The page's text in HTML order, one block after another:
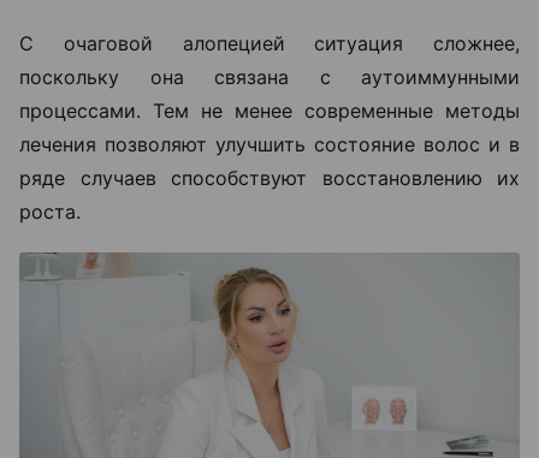
С очаговой алопецией ситуация сложнее,
поскольку она связана с аутоиммунными
процессами. Тем не менее современные методы
лечения позволяют улучшить состояние волос и в
ряде случаев способствуют восстановлению их
роста.